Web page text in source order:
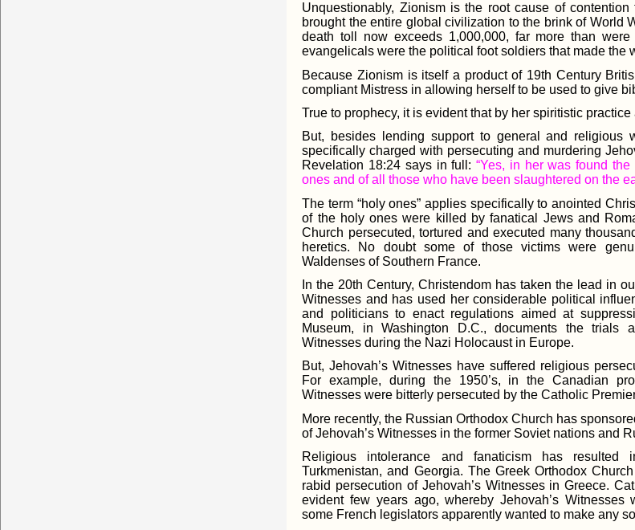
Unquestionably, Zionism is the root cause of
brought the entire global civilization to the brink of World
death toll now exceeds 1,000,000, far more than
evangelicals were the political foot soldiers that made the
Because Zionism is itself a product of 19th Century
compliant Mistress in allowing herself to be used to give
True to prophecy, it is evident that by her spiritistic
But, besides lending support to general and religious
specifically charged with persecuting and murdering
Revelation 18:24 says in full:“Yes, in her was found
ones and of all those who have been slaughtered on the
The term “holy ones” applies specifically to anointed
of the holy ones were killed by fanatical Jews and
Church persecuted, tortured and executed many
heretics. No doubt some of those victims were
Waldenses of Southern France.
In the 20th Century, Christendom has taken the lead in
Witnesses and has used her considerable political
and politicians to enact regulations aimed at
Museum, in Washington D.C., documents the trials
Witnesses during the Nazi Holocaust in Europe.
But, Jehovah’s Witnesses have suffered religious
For example, during the 1950’s, in the Canadian
Witnesses were bitterly persecuted by the Catholic
More recently, the Russian Orthodox Church has
of Jehovah’s Witnesses in the former Soviet nations and
Religious intolerance and fanaticism has resulted
Turkmenistan, and Georgia. The Greek Orthodox
rabid persecution of Jehovah’s Witnesses in Greece.
evident few years ago, whereby Jehovah’s Witnesses
some French legislators apparently wanted to make any